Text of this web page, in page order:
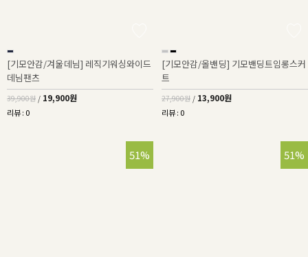
[기모안감/겨울데님] 레직기워싱와이드
데님팬츠
39,900원 / 19,900원
리뷰 : 0
[기모안감/올밴딩] 기모밴딩트임롱스커
트
27,900원 / 13,900원
리뷰 : 0
51% 51%